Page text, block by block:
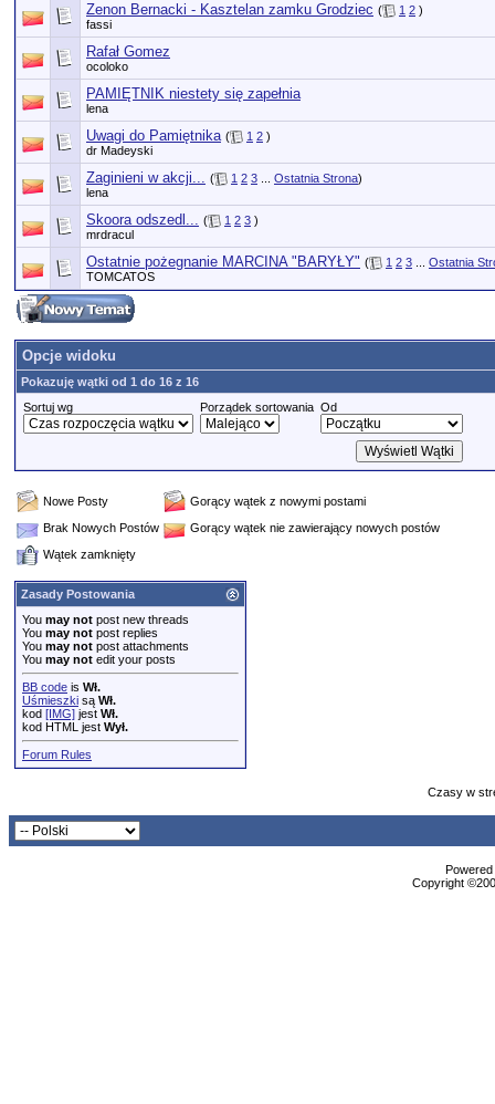
Zenon Bernacki - Kasztelan zamku Grodziec ( 1 2 )
fassi
Rafał Gomez
ocoloko
PAMIĘTNIK niestety się zapełnia
lena
Uwagi do Pamiętnika ( 1 2 )
dr Madeyski
Zaginieni w akcji... ( 1 2 3 Ostatnia Strona)
lena
Skoora odszedl... ( 1 2 3 )
mrdracul
Ostatnie pożegnanie MARCINA "BARYŁY" ( 1 2 3
Ostatnia
TOMCATOS
Opcje widoku
Pokazuję wątki od 1 do 16 z 16
Sortuj wg
Porządek sortowania Od
Nowe Posty
Gorący wątek z nowymi postami
Brak Nowych Postów
Gorący wątek nie zawierający nowych postów
Wątek zamknięty
Zasady Postowania
You may not post new threads
You may not post replies
You may not post attachments
You may not edit your posts
BB code is Wł.
Uśmieszki są Wł.
kod [IMG] jest Wł.
kod HTML jest Wył.
Forum Rules
Czasy w
Copyright